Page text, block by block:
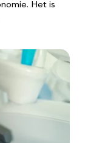
Het is